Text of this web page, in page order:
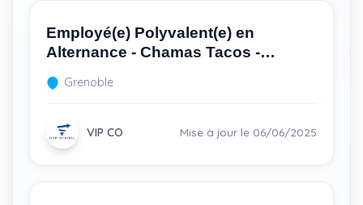
Employé(e) Polyvalent(e) en
Alternance - Chamas Tacos -
Grenoble
VIP CO Mise à jour le 06/06/2025